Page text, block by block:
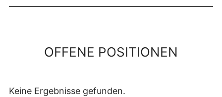
OFFENE POSITIONEN
Keine Ergebnisse gefunden.